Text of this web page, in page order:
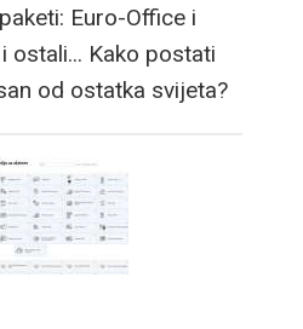
Euro-Office i
ostali... Kako postati
od ostatka svijeta?